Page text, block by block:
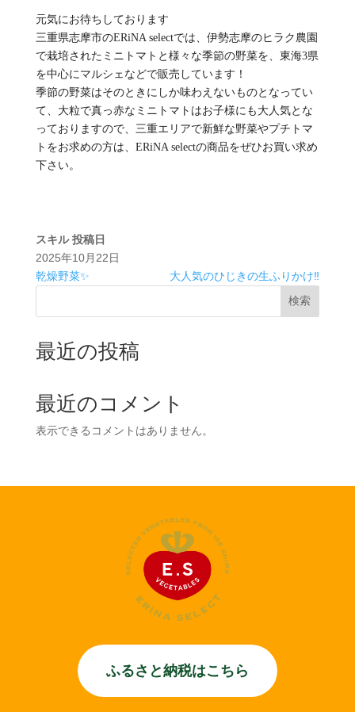
元気にお待ちしております
三重県志摩市のERiNA selectでは、伊勢志摩のヒラク農園
で栽培されたミニトマトと様々な季節の野菜を、東海3県
を中心にマルシェなどで販売しています！
季節の野菜はそのときにしか味わえないものとなってい
て、大粒で真っ赤なミニトマトはお子様にも大人気とな
っておりますので、三重エリアで新鮮な野菜やプチトマ
トをお求めの方は、ERiNA selectの商品をぜひお買い求め
下さい。
スキル 投稿日
2025年10月22日
乾燥野菜✨
大人気のひじきの生ふりかけ‼️
検索
最近の投稿
最近のコメント
表示できるコメントはありません。
ふるさと納税はこちら